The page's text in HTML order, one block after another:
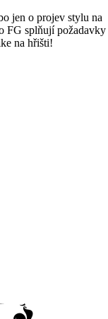
jen o projev stylu na
FG splňují požadavky
na hřišti!